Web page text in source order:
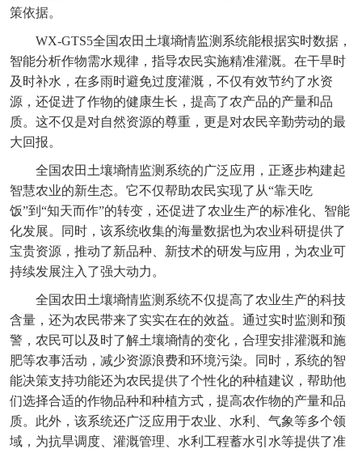
策依据。
WX-GTS5全国农田土壤墒情监测系统能根据实时数据，
智能分析作物需水规律，指导农民实施精准灌溉。在干旱时
及时补水，在多雨时避免过度灌溉，不仅有效节约了水资
源，还促进了作物的健康生长，提高了农产品的产量和品
质。这不仅是对自然资源的尊重，更是对农民辛勤劳动的最
大回报。
全国农田土壤墒情监测系统的广泛应用，正逐步构建起
智慧农业的新生态。它不仅帮助农民实现了从“靠天吃
饭”到“知天而作”的转变，还促进了农业生产的标准化、智能
化发展。同时，该系统收集的海量数据也为农业科研提供了
宝贵资源，推动了新品种、新技术的研发与应用，为农业可
持续发展注入了强大动力。
全国农田土壤墒情监测系统不仅提高了农业生产的科技
含量，还为农民带来了实实在在的效益。通过实时监测和预
警，农民可以及时了解土壤墒情的变化，合理安排灌溉和施
肥等农事活动，减少资源浪费和环境污染。同时，系统的智
能决策支持功能还为农民提供了个性化的种植建议，帮助他
们选择合适的作物品种和种植方式，提高农作物的产量和品
质。此外，该系统还广泛应用于农业、水利、气象等多个领
域，为抗旱调度、灌溉管理、水利工程蓄水引水等提供了准